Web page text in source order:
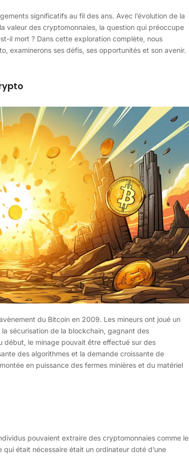
significatifs au fil des ans. Avec l’évolution de la
valeur des cryptomonnaies, la question qui préoccupe
il mort ? Dans cette exploration complète, nous
examinerons ses défis, ses opportunités et son avenir.
du Bitcoin en 2009. Les mineurs ont joué un
sécurisation de la blockchain, gagnant des
début, le minage pouvait être effectué sur des
des algorithmes et la demande croissante de
en puissance des fermes minières et du matériel
pouvaient extraire des cryptomonnaies comme le
était nécessaire était un ordinateur doté d’une